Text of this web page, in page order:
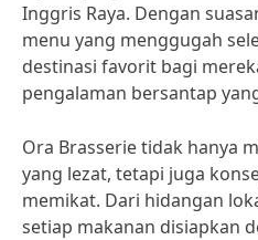
Inggris Raya. Dengan
menu yang menggugah
destinasi favorit bagi
pengalaman bersantap
Ora Brasserie tidak hanya
yang lezat, tetapi juga
memikat. Dari hidangan
setiap makanan disiapkan